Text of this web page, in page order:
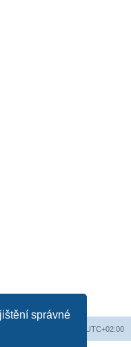
správné
UTC+02:00